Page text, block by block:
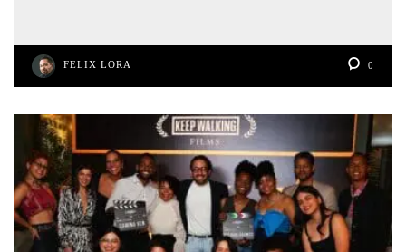
FELIX LORA 0